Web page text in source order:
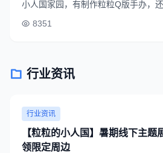
小人国家园，有制作粒粒Q版手办，
家点赞转发。
8351
行业资讯
行业资讯
【粒粒的小人国】暑期线下主题
领限定周边